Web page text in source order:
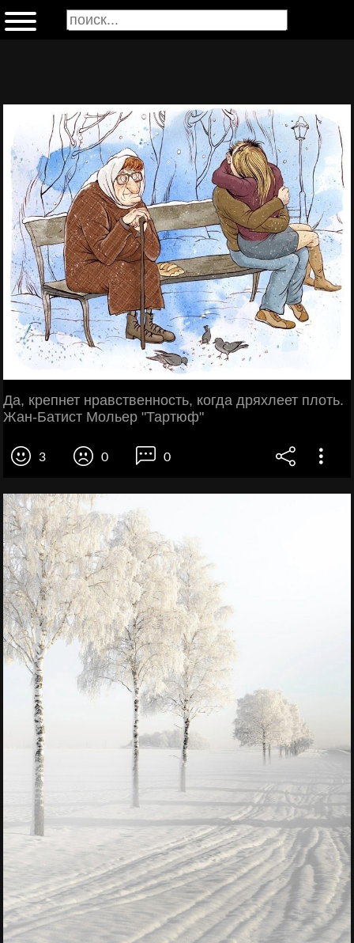
Да, крепнет нравственность, когда дряхлеет плоть.
Жан-Батист Мольер "Тартюф"
3 0 0